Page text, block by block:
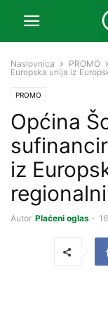
Naslovnica PROMO
Europska unija iz
PROMO
Općina
iz
Autor Plaćeni oglas -